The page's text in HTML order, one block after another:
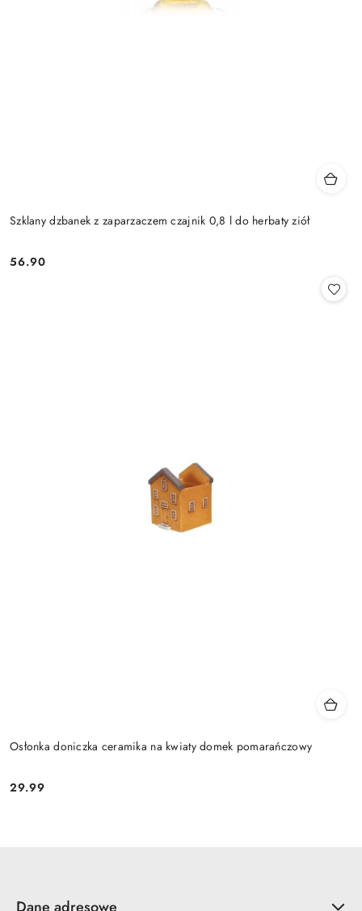
Szklany dzbanek z zaparzaczem czajnik 0,8 l do herbaty ziół
Cena:
56.90
Osłonka doniczka ceramika na kwiaty domek pomarańczowy
Cena:
29.99